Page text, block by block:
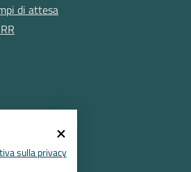
di attesa
sulla privacy